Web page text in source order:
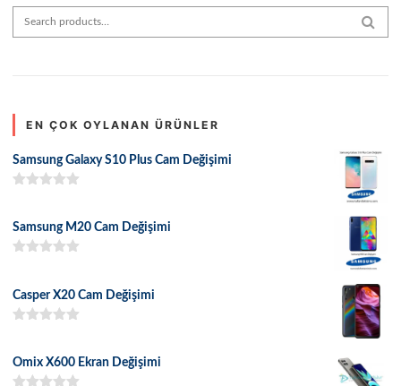
Search for:
EN ÇOK OYLANAN ÜRÜNLER
Samsung Galaxy S10 Plus Cam Değişimi
Samsung M20 Cam Değişimi
Casper X20 Cam Değişimi
Omix X600 Ekran Değişimi